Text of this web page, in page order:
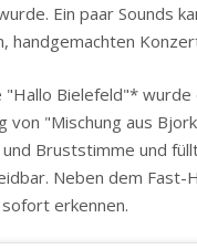
Ein paar Sounds
handgemachten
Bielefeld"*
von "Mischung aus
Bruststimme und
Neben dem
erkennen.